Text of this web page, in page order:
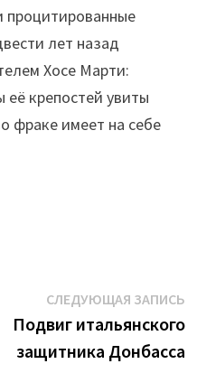
процитированные
лет назад
Хосе Марти:
крепостей увиты
фраке имеет на себе
СЛЕДУЮЩАЯ ЗАПИСЬ
Подвиг итальянского
защитника Донбасса